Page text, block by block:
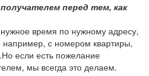
перед тем, как
время по нужному адресу,
например, с номером квартиры,
если есть пожелание
мы всегда это делаем.